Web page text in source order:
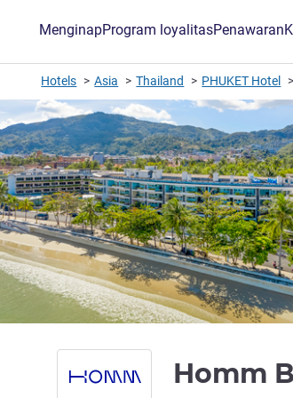
MenginapProgram loyalitasPenawaran
Hotels Asia Thailand PHUKET Hotel
Homm